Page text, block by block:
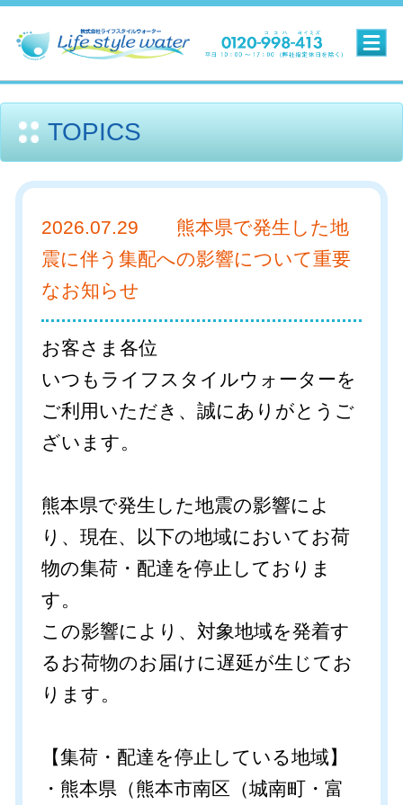
新規お申込みはこちら
TOPICS
2026.07.29 熊本県で発生した地
震に伴う集配への影響について重要
なお知らせ
お客さま各位
いつもライフスタイルウォーターを
ご利用いただき、誠にありがとうご
ざいます。
熊本県で発生した地震の影響によ
り、現在、以下の地域においてお荷
物の集荷・配達を停止しておりま
す。
この影響により、対象地域を発着す
るお荷物のお届けに遅延が生じてお
ります。
【集荷・配達を停止している地域】
・熊本県（熊本市南区（城南町・富